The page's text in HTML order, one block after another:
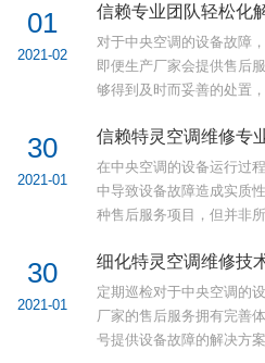
01
2021-02
信赖专业团队轻松化
对于中央空调的设备故障
即便生产厂家会提供售后
够得到及时而妥善的处置
30
2021-01
信赖特灵空调维修专
在中央空调的设备运行过
中导致设备故障造成实质
种售后服务项目，但并非
30
2021-01
细化特灵空调维修技
定期巡检对于中央空调的
厂家的售后服务拥有完善
号提供设备故障的解决方案